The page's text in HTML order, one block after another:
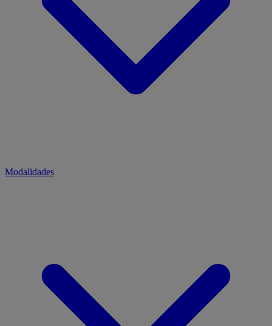
Modalidades